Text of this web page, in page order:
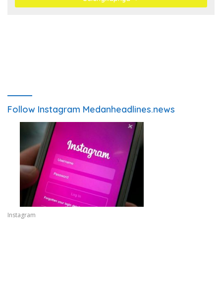
Follow Instagram Medanheadlines.news
Instagram